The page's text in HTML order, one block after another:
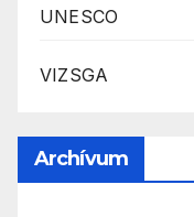
UNESCO
VIZSGA
Archívum